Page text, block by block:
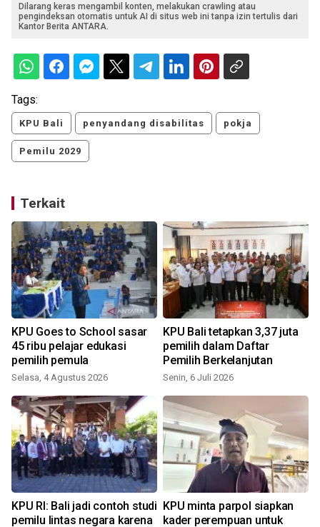
Dilarang keras mengambil konten, melakukan crawling atau
pengindeksan otomatis untuk AI di situs web ini tanpa izin tertulis dari
Kantor Berita ANTARA.
Tags:
KPU Bali penyandang disabilitas pokja
Pemilu 2029
Terkait
KPU Goes to School sasar
45 ribu pelajar edukasi
pemilih pemula
Selasa, 4 Agustus 2026
KPU Bali tetapkan 3,37 juta
pemilih dalam Daftar
Pemilih Berkelanjutan
Senin, 6 Juli 2026
KPU RI: Bali jadi contoh studi
pemilu lintas negara karena
KPU minta parpol siapkan
kader perempuan untuk